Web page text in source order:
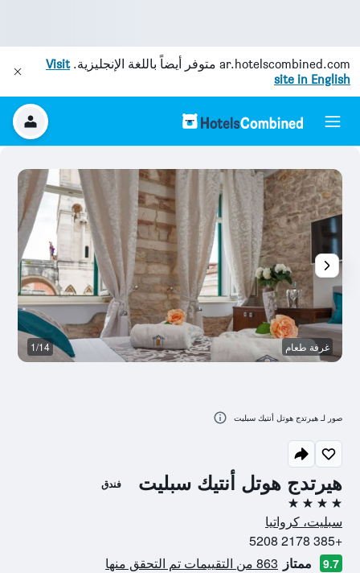
ar.hotelscombined.com متوفر أيضاً باللغة الإنجليزية.Visit
site in English
هيرتدج هوتل أنتيك سبليت فندق
4 نجوم
سبليت، كرواتيا
+385 2178 5208
9.7 ممتاز 863 من التقييمات تم التحقق منها
غرفة طعام 1/14
صور لـ هيرتدج هوتل أنتيك سبليت